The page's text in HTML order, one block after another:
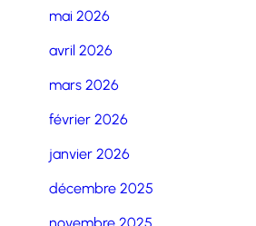
mai 2026
avril 2026
mars 2026
février 2026
janvier 2026
décembre 2025